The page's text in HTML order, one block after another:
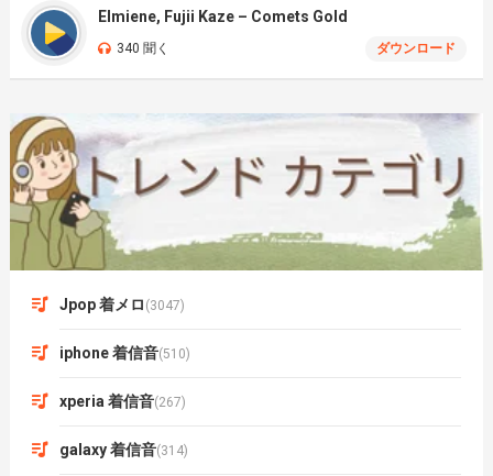
Elmiene, Fujii Kaze – Comets Gold
340 聞く ダウンロード
Jpop 着メロ (3047)
iphone 着信音(510)
xperia 着信音(267)
galaxy 着信音(314)